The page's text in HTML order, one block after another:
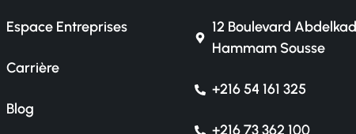
Espace Entreprises
Carrière
Blog
12 Boulevard
Hammam Sousse
+216 54 161 325
+216 73 362 100